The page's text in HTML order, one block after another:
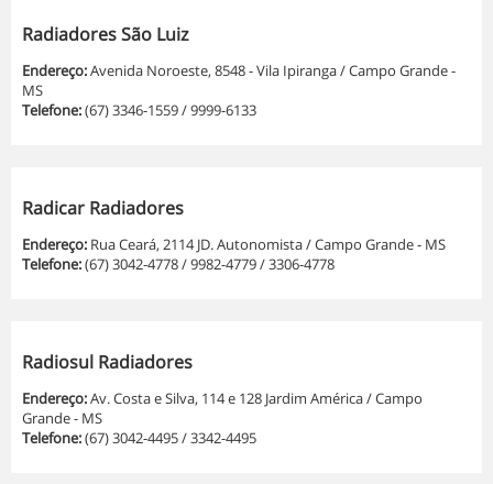
Radiadores São Luiz
Endereço:Avenida Noroeste, 8548 - Vila Ipiranga / Campo Grande -
MS
Telefone:(67) 3346-1559 / 9999-6133
Radicar Radiadores
Endereço: Rua Ceará, 2114 JD. Autonomista / Campo Grande - MS
Telefone:(67) 3042-4778 / 9982-4779 / 3306-4778
Radiosul Radiadores
Endereço:Av. Costa e Silva, 114 e 128 Jardim América / Campo
Grande - MS
Telefone:(67) 3042-4495 / 3342-4495